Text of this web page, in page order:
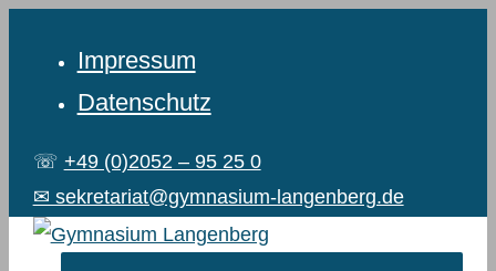
Impressum
Datenschutz
☏ +49 (0)2052 – 95 25 0
✉ sekretariat@gymnasium-langenberg.de